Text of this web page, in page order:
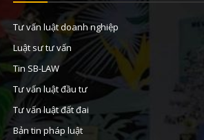
Tư vấn luật doanh nghiệp
Luật sư tư vấn
Tin SB-LAW
Tư vấn luật đầu tư
Tư vấn luật đất đai
Bản tin pháp luật